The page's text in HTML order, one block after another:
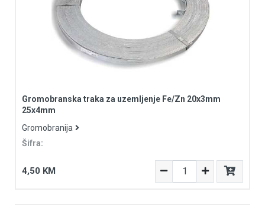
Gromobranska traka za uzemljenje Fe/Zn 20x3mm
25x4mm
Gromobranija
Šifra:
4,50 KM